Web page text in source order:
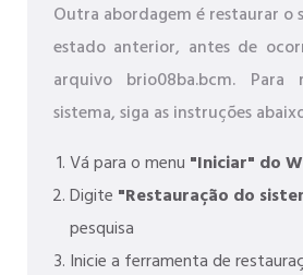
Outra abordagem é restaurar o
estado anterior, antes de
arquivo brio08ba.bcm. Para
sistema, siga as instruções
Vá para o menu "Iniciar" do
Digite "Restauração do
pesquisa
Inicie a ferramenta de